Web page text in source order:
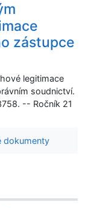
zástupce
legitimace
soudnictví.
-- Ročník 21
dokumenty